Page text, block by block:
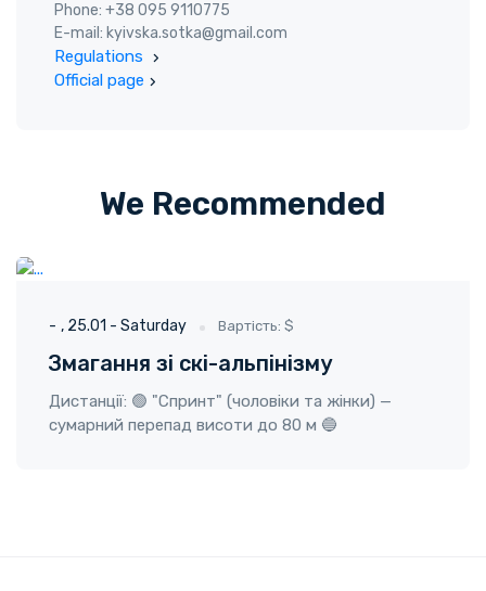
Phone: +38 095 9110775
E-mail: kyivska.sotka@gmail.com
Regulations
Official page
We Recommended
- 25.01 - Saturday Вартість: $
Змагання зі скі-альпінізму
Дистанції: 🟢 "Спринт" (чоловіки та жінки) —
сумарний перепад висоти до 80 м 🔵